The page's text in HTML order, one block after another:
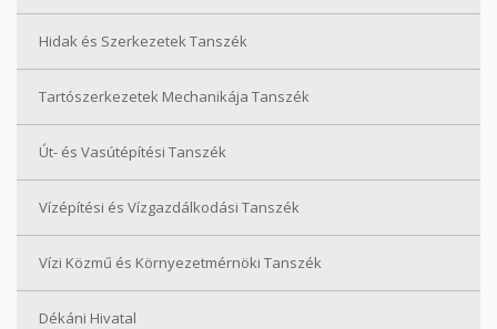
Hidak és Szerkezetek Tanszék
Tartószerkezetek Mechanikája Tanszék
Út- és Vasútépítési Tanszék
Vízépítési és Vízgazdálkodási Tanszék
Vízi Közmű és Környezetmérnöki Tanszék
Dékáni Hivatal